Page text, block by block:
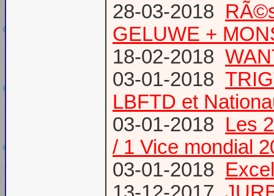
28-03-2018
GELUWE +
18-02-2018
03-01-2018
LBFTD et
03-01-2018 Les
/ 1 Vice mondial
03-01-2018